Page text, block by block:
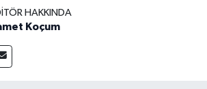
HAKKINDA
Koçum